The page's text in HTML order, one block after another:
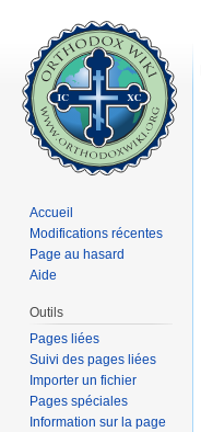
Accueil
Modifications récentes
Page au hasard
Aide
Outils
Pages liées
Suivi des pages liées
Importer un fichier
Pages spéciales
Information sur la page